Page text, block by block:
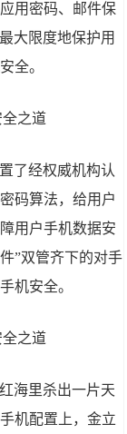
用密码、邮件保
大限度地保护用
全。
了经权威机构认
码算法，给用户
用户手机数据安
”双管齐下的对手
机安全。
海里杀出一片天
机配置上，金立